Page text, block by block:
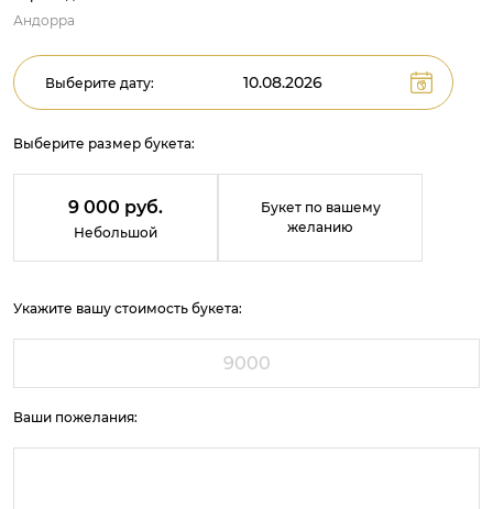
Андорра
Выберите дату:
Выберите размер букета:
9 000 руб.
Небольшой
Букет по вашему
желанию
Укажите вашу стоимость букета:
Ваши пожелания: